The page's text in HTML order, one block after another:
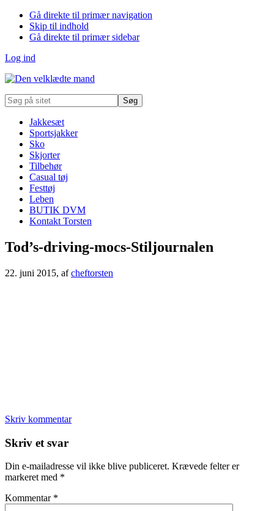
Gå direkte til primær navigation
Skip til indhold
Gå direkte til primær sidebar
Log ind
Søg
på
Jakkesæt
Sportsjakker
Sko
Skjorter
Tilbehør
Casual tøj
Festtøj
Leben
BUTIK DVM
Kontakt Torsten
Tod’s-driving-mocs-Stiljournalen
22. juni 2015, afcheftorsten
Skriv kommentar
Læserinteraktioner
Skriv et svar
Din e-mailadresse vil ikke blive publiceret. Krævede felter er
markeret med *
Kommentar *